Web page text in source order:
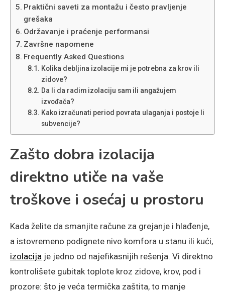
Praktični saveti za montažu i često pravljenje
grešaka
Održavanje i praćenje performansi
Završne napomene
Frequently Asked Questions
Kolika debljina izolacije mi je potrebna za krov ili
zidove?
Da li da radim izolaciju sam ili angažujem
izvođača?
Kako izračunati period povrata ulaganja i postoje li
subvencije?
Zašto dobra izolacija
direktno utiče na vaše
troškove i osećaj u prostoru
Kada želite da smanjite račune za grejanje i hlađenje,
a istovremeno podignete nivo komfora u stanu ili kući,
izolacija je jedno od najefikasnijih rešenja. Vi direktno
kontrolišete gubitak toplote kroz zidove, krov, pod i
prozore: što je veća termička zaštita, to manje